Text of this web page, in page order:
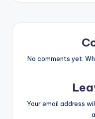
No comments yet.
Your email address